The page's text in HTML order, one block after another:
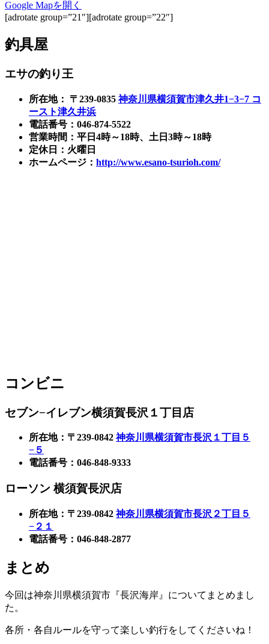
Google Mapを開く
[adrotate group=”21″][adrotate group=”22″]
釣具屋
エサの釣り王
所在地： 〒239-0835神奈川県横須賀市津久井1−3−7 コ
ースト津久井浜
電話番号：046-874-5522
営業時間：平日4時～18時、土日3時～18時
定休日：火曜日
ホームページ： http://www.esano-tsurioh.com/
コンビニ
セブン−イレブン横須賀長沢１丁目店
所在地：〒239-0842神奈川県横須賀市長沢１丁目５
−５
電話番号：046-848-9333
ローソン 横須賀長沢店
所在地：〒239-0842神奈川県横須賀市長沢２丁目５
−２１
電話番号：046-848-2877
まとめ
今回は神奈川県横須賀市『長沢海岸』についてまとめまし
た。
各所・各自ルールを守って楽しい釣行をしてくださいね！